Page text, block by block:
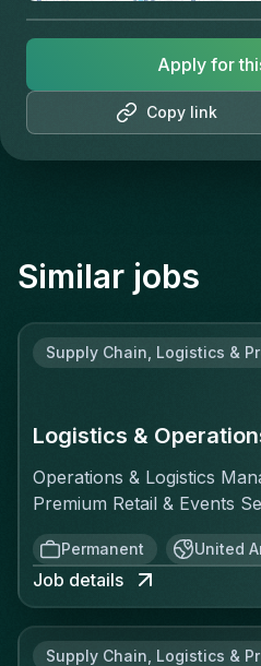
Copy link
Apply for
Similar jobs
Supply Chain, Logistics &
Logistics &
Operations & Logistics
Premium Retail & Events
RoleYou'll own the
fast-moving, asset-light
distinct channels:
offline private events. This
means you'll build the
Permanent United
Job details
Supply Chain, Logistics &